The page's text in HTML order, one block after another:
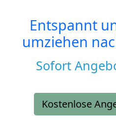
Entspannt
umziehen
Sofort
Kostenlose